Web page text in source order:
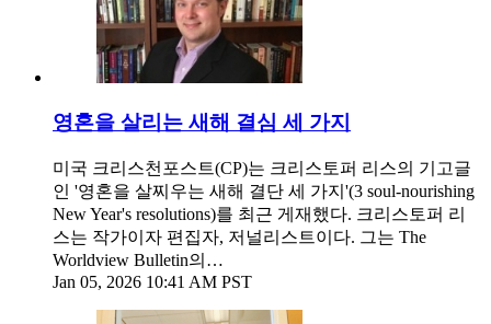
영혼을 살리는 새해 결심 세 가지
미국 크리스천포스트(CP)는 크리스토퍼 리스의 기고글
인 '영혼을 살찌우는 새해 결단 세 가지'(3 soul-nourishing
New Year's resolutions)를 최근 게재했다. 크리스토퍼 리
스는 작가이자 편집자, 저널리스트이다. 그는 The
Worldview Bulletin의…
Jan 05, 2026 10:41 AM PST